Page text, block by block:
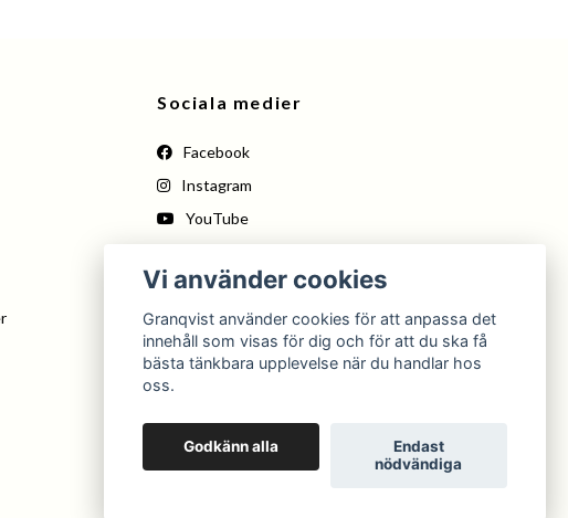
Sociala medier
Facebook
Instagram
YouTube
Tiktok
Vi använder cookies
Granqvist använder cookies för att anpassa det
innehåll som visas för dig och för att du ska få
bästa tänkbara upplevelse när du handlar hos
oss.
Godkänn alla
Endast
nödvändiga